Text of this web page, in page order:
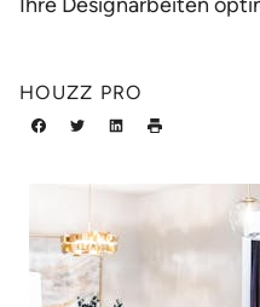
HOUZZ PRO